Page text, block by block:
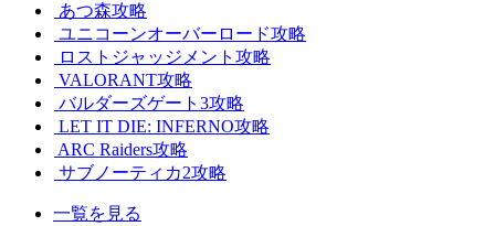
あつ森攻略
ユニコーンオーバーロード攻略
ロストジャッジメント攻略
VALORANT攻略
バルダーズゲート3攻略
LET IT DIE: INFERNO攻略
ARC Raiders攻略
サブノーティカ2攻略
一覧を見る